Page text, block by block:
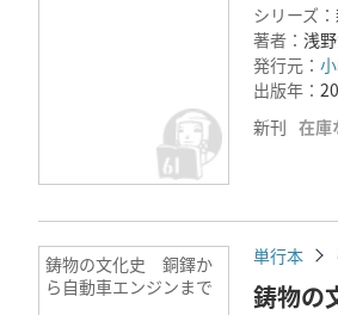
シリーズ：
著者： 浅
発行元：
出版年：
新刊 在庫
鋳物の文化史 銅鐸か
ら自動車エンジンまで
単行本
鋳物の